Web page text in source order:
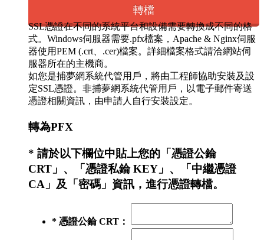
轉檔
SSL憑證在不同的系統平台和設備需要轉換成不同的格
式。Windows伺服器需要.pfx檔案，Apache & Nginx伺服
器使用PEM (.crt、.cer)檔案。詳細檔案格式請洽網站伺
服器所在的主機商。
如您是捕夢網系統代管用戶，將由工程師協助安裝及設
定SSL憑證。非捕夢網系統代管用戶，以電子郵件寄送
憑證相關資訊，由申請人自行安裝設定。
轉為PFX
* 請於以下欄位中貼上您的「憑證公錀
CRT」、「憑證私錀 KEY」、「中繼憑證
CA」及「密碼」資訊，進行憑證轉檔。
* 憑證公錀 CRT：